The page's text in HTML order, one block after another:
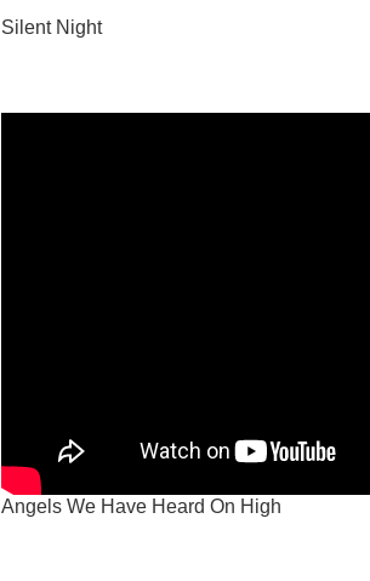
Silent Night
Angels We Have Heard On High